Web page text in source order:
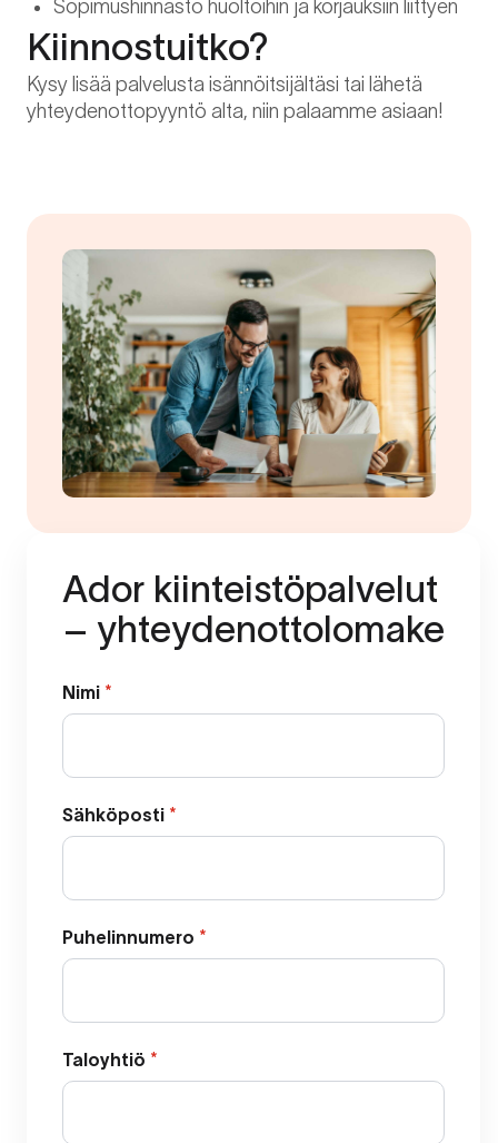
Sopimushinnasto huoltoihin ja korjauksiin liittyen
Kiinnostuitko?
Kysy lisää palvelusta isännöitsijältäsi tai lähetä
yhteydenottopyyntö alta, niin palaamme asiaan!
Ador kiinteistöpalvelut
– yhteydenottolomake
Nimi *
Sähköposti *
Puhelinnumero *
Taloyhtiö *